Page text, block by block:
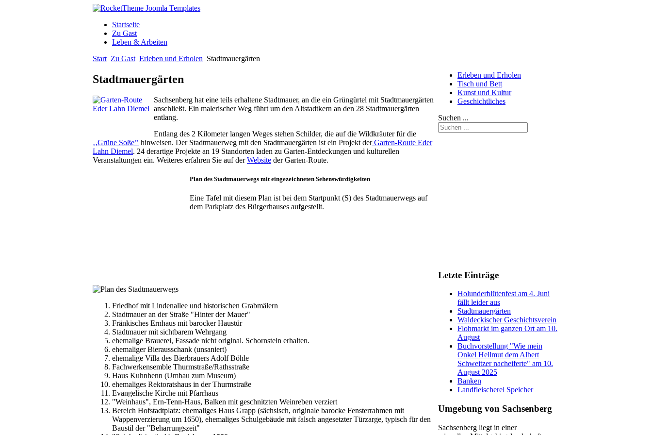
Startseite
Zu Gast
Leben & Arbeiten
Start Zu Gast Erleben und Erholen Stadtmauergärten
Stadtmauergärten
Sachsenberg hat eine teils erhaltene Stadtmauer, an die ein Grüngürtel mit Stadtmauergärten
anschließt. Ein malerischer Weg führt um den Altstadtkern an den 28 Stadtmauergärten
entlang.
Entlang des 2 Kilometer langen Weges stehen Schilder, die auf die Wildkräuter für die
‚‚Grüne Soße’’ hinweisen. Der Stadtmauerweg mit den Stadtmauergärten ist ein Projekt derGarten-Route Eder
Lahn Diemel. 24 derartige Projekte an 19 Standorten laden zu Garten-Entdeckungen und kulturellen
Veranstaltungen ein. Weiteres erfahren Sie auf derWebsite der Garten-Route.
Plan des Stadtmauerwegs mit eingezeichneten Sehenswürdigkeiten
Eine Tafel mit diesem Plan ist bei dem Startpunkt (S) des Stadtmauerwegs auf
dem Parkplatz des Bürgerhauses aufgestellt.
Friedhof mit Lindenallee und historischen Grabmälern
Stadtmauer an der Straße "Hinter der Mauer"
Fränkisches Ernhaus mit barocker Haustür
Stadtmauer mit sichtbarem Wehrgang
ehemalige Brauerei, Fassade nicht original. Schornstein erhalten.
ehemaliger Bierausschank (unsaniert)
ehemalige Villa des Bierbrauers Adolf Böhle
Fachwerkensemble Thurmstraße/Rathsstraße
Haus Kuhnhenn (Umbau zum Museum)
ehemaliges Rektoratshaus in der Thurmstraße
Evangelische Kirche mit Pfarrhaus
"Weinhaus", Ern-Tenn-Haus, Balken mit geschnitzten Weinreben verziert
Bereich Hofstadtplatz: ehemaliges Haus Grapp (sächsisch, originale barocke Fensterrahmen mit
Wappenverzierung um 1650), ehemaliges Schulgebäude mit falsch angesetzter Türzarge, typisch für den
Baustil der "Beharrungszeit"
Erleben und Erholen
Tisch und Bett
Kunst und Kultur
Geschichtliches
Suchen ...
Letzte Einträge
Holunderblütenfest am 4. Juni
fällt leider aus
Stadtmauergärten
Waldeckischer Geschichtsverein
Flohmarkt im ganzen Ort am 10.
August
Buchvorstellung "Wie mein
Onkel Hellmut dem Albert
Schweitzer nacheiferte" am 10.
August 2025
Banken
Landfleischerei Speicher
Umgebung von Sachsenberg
Sachsenberg liegt in einer